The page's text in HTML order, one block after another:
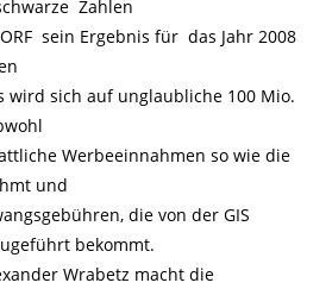
Zahlen
sein Ergebnis für das Jahr 2008
wird sich auf unglaubliche 100 Mio.
Werbeeinnahmen so wie die
und
die von der GIS
bekommt.
Wrabetz macht die